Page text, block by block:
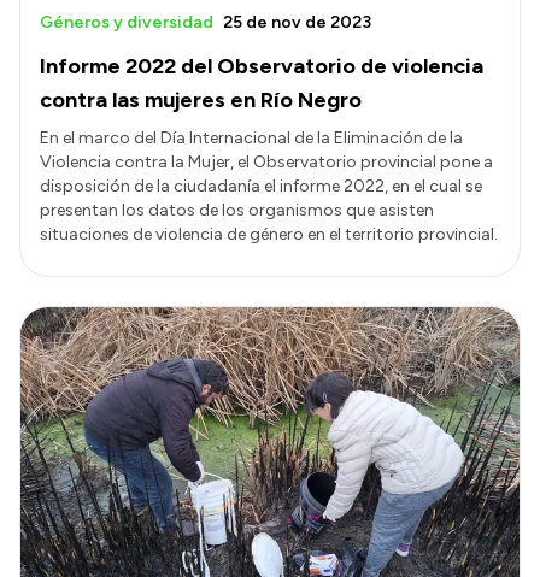
Informe 2022 del Observatorio de violencia
contra las mujeres en Río Negro
Géneros y diversidad 25 de nov de 2023
En el marco del Día Internacional de la Eliminación de la
Violencia contra la Mujer, el Observatorio provincial pone a
disposición de la ciudadanía el informe 2022, en el cual se
presentan los datos de los organismos que asisten
situaciones de violencia de género en el territorio provincial.